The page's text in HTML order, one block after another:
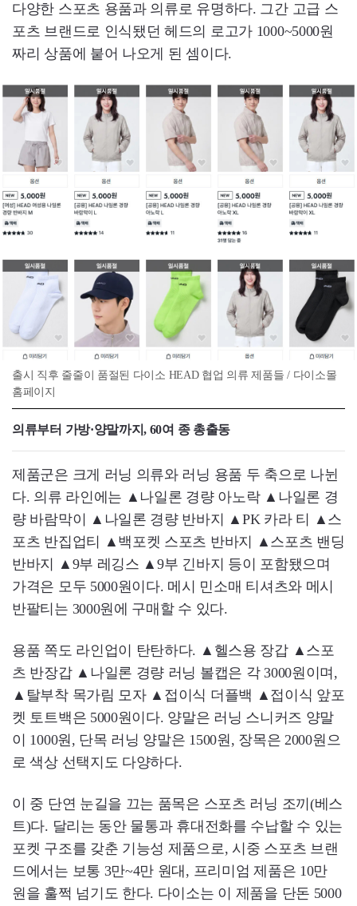
다양한 스포츠 용품과 의류로 유명하다. 그간 고급 스
포츠 브랜드로 인식됐던 헤드의 로고가 1000~5000원
짜리 상품에 붙어 나오게 된 셈이다.
출시 직후 줄줄이 품절된 다이소 HEAD 협업 의류 제품들 / 다이소몰
홈페이지
의류부터 가방·양말까지, 60여 종 총출동
제품군은 크게 러닝 의류와 러닝 용품 두 축으로 나뉜
다. 의류 라인에는 ▲나일론 경량 아노락 ▲나일론 경
량 바람막이 ▲나일론 경량 반바지 ▲PK 카라 티 ▲스
포츠 반집업티 ▲백포켓 스포츠 반바지 ▲스포츠 밴딩
반바지 ▲9부 레깅스 ▲9부 긴바지 등이 포함됐으며
가격은 모두 5000원이다. 메시 민소매 티셔츠와 메시
반팔티는 3000원에 구매할 수 있다.
용품 쪽도 라인업이 탄탄하다. ▲헬스용 장갑 ▲스포
츠 반장갑 ▲나일론 경량 러닝 볼캡은 각 3000원이며,
▲탈부착 목가림 모자 ▲접이식 더플백 ▲접이식 앞포
켓 토트백은 5000원이다. 양말은 러닝 스니커즈 양말
이 1000원, 단목 러닝 양말은 1500원, 장목은 2000원으
로 색상 선택지도 다양하다.
이 중 단연 눈길을 끄는 품목은 스포츠 러닝 조끼(베스
트)다. 달리는 동안 물통과 휴대전화를 수납할 수 있는
포켓 구조를 갖춘 기능성 제품으로, 시중 스포츠 브랜
드에서는 보통 3만~4만 원대, 프리미엄 제품은 10만
원을 훌쩍 넘기도 한다. 다이소는 이 제품을 단돈 5000